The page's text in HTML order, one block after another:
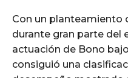
Con un planteamiento
durante gran parte del
actuación de Bono
consiguió una